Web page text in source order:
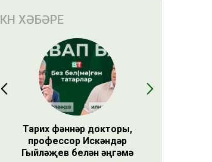
КӨН ХӘБӘРЕ
Тарих фәннәр докторы,
профессор Искәндәр
Гыйләҗев белән әңгәмә